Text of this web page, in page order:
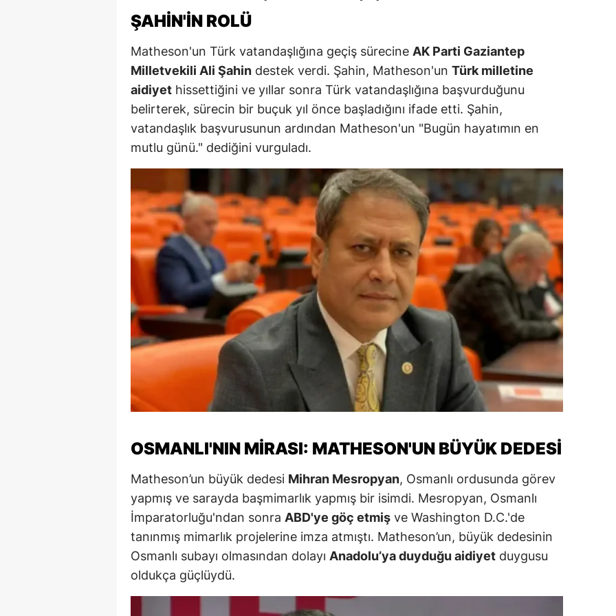
İstanbul
İzmir
Kars
Kastamonu
Kırklareli
Kırşehir
Kocaeli
Konya
Kütahya
Malatya
Kahramanmaraş
Mardin
Muğla
Nevşehir
Niğde
Ordu
Sakarya
ŞAHIN'IN ROLÜ
Matheson'un Türk vatandaşlığına geçiş sürecine AK Parti Gaziantep
Milletvekili Ali Şahin destek verdi. Şahin, Matheson'un Türk milletine
aidiyet hissettiğini ve yıllar sonra Türk vatandaşlığına başvurduğunu
belirterek, sürecin bir buçuk yıl önce başladığını ifade etti. Şahin,
vatandaşlık başvurusunun ardından Matheson'un "Bugün hayatımın en
mutlu günü." dediğini vurguladı.
OSMANLI'NIN MIRASI: MATHESON'UN BÜYÜK DEDESI
Matheson’un büyük dedesi Mihran Mesropyan, Osmanlı ordusunda görev
yapmış ve sarayda başmimarlık yapmış bir isimdi. Mesropyan, Osmanlı
İmparatorluğu'ndan sonra ABD'ye göç etmiş ve Washington D.C.'de
tanınmış mimarlık projelerine imza atmıştı. Matheson’un, büyük dedesinin
Osmanlı subayı olmasından dolayı Anadolu’ya duyduğu aidiyet duygusu
oldukça güçlüydü.